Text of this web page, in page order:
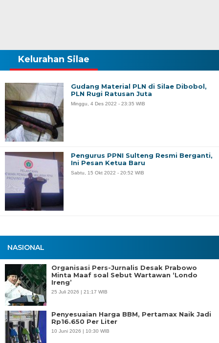
NASIONAL
Organisasi Pers-Jurnalis Desak Prabowo
Minta Maaf soal Sebut Wartawan ‘Londo
Ireng’
25 Juli 2026 | 21:17 WIB
Penyesuaian Harga BBM, Pertamax Naik Jadi
Rp16.650 Per Liter
10 Juni 2026 | 10:30 WIB
Kelurahan Silae
Gudang Material PLN di Silae Dibobol,
PLN Rugi Ratusan Juta
Minggu, 4 Des 2022 - 23:35 WIB
Pengurus PPNI Sulteng Resmi Berganti,
Ini Pesan Ketua Baru
Sabtu, 15 Okt 2022 - 20:52 WIB